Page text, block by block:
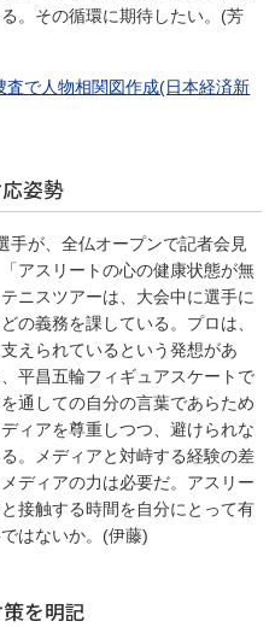
。その循環に期待したい。(芳
で人物相関図作成(日本経済新
姿勢
手が、全仏オープンで記者会見
アスリートの心の健康状態が無
ニスツアーは、大会中に選手に
の義務を課している。プロは、
えられているという発想があ
平昌五輪フィギュアスケートで
通しての自分の言葉であらため
ィアを尊重しつつ、避けられな
。メディアと対峙する経験の差
ディアの力は必要だ。アスリー
接触する時間を自分にとって有
はないか。(伊藤)
を明記